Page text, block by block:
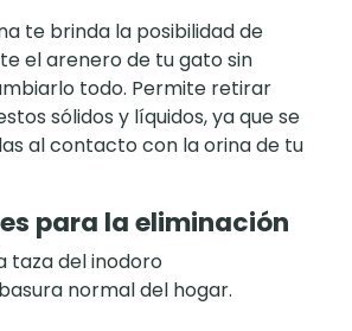
te brinda la posibilidad de
el arenero de tu gato sin
todo. Permite retirar
sólidos y líquidos, ya que se
al contacto con la orina de tu
para la eliminación
taza del inodoro
normal del hogar.